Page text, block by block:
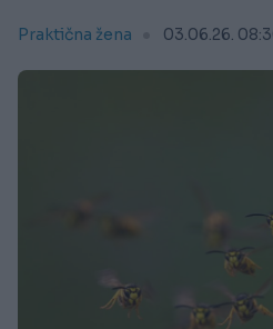
Praktična žena 03.06.26.